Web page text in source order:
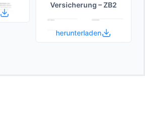
Versicherung – ZB2
herunterladen